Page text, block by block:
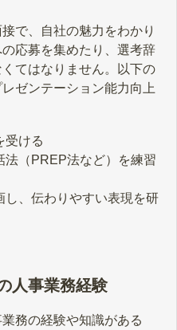
で、自社の魅力をわかり
応募を集めたり、選考辞
てはなりません。以下の
ゼンテーション能力向上
受ける
法（PREP法など）を練習
し、伝わりやすい表現を研
人事業務経験
務の経験や知識がある